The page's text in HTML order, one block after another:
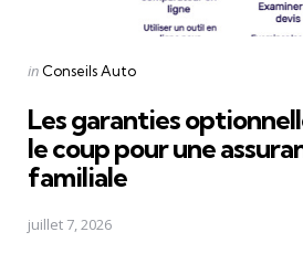
Posted
in Conseils Auto
Les garanties
le coup pour une
familiale
juillet 7, 2026